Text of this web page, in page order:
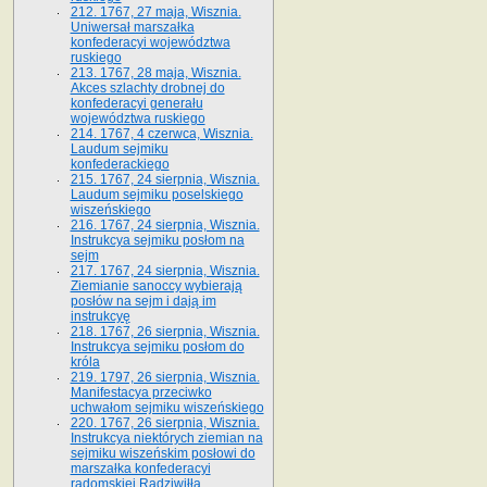
212. 1767, 27 maja, Wisznia.
Uniwersał marszałka
konfederacyi województwa
ruskiego
213. 1767, 28 maja, Wisznia.
Akces szlachty drobnej do
konfederacyi generału
województwa ruskiego
214. 1767, 4 czerwca, Wisznia.
Laudum sejmiku
konfederackiego
215. 1767, 24 sierpnia, Wisznia.
Laudum sejmiku poselskiego
wiszeńskiego
216. 1767, 24 sierpnia, Wisznia.
Instrukcya sejmiku posłom na
sejm
217. 1767, 24 sierpnia, Wisznia.
Ziemianie sanoccy wybierają
posłów na sejm i dają im
instrukcyę
218. 1767, 26 sierpnia, Wisznia.
Instrukcya sejmiku posłom do
króla
219. 1797, 26 sierpnia, Wisznia.
Manifestacya przeciwko
uchwałom sejmiku wiszeńskiego
220. 1767, 26 sierpnia, Wisznia.
Instrukcya niektórych ziemian na
sejmiku wiszeńskim posłowi do
marszałka konfe­deracyi
radomskiej Radziwiłła